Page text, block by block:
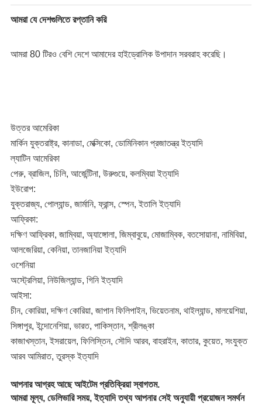
আমরা যে দেশগুলিতে রপ্তানি করি
আমরা 80 টিরও বেশি দেশে আমাদের হাইড্রোলিক উপাদান সরবরাহ করেছি।
উত্তর আমেরিকা
মার্কিন যুক্তরাষ্ট্র, কানাডা, মেক্সিকো, ডোমিনিকান প্রজাতন্ত্র ইত্যাদি
ল্যাটিন আমেরিকা
পেরু, ব্রাজিল, চিলি, আর্জেন্টিনা, উরুগুয়ে, কলম্বিয়া ইত্যাদি
ইউরোপ:
যুক্তরাজ্য, পোল্যান্ড, জার্মানি, ফ্রান্স, স্পেন, ইতালি ইত্যাদি
আফ্রিকা:
দক্ষিণ আফ্রিকা, জাম্বিয়া, অ্যাঙ্গোলা, জিম্বাবুয়ে, মোজাম্বিক, বতসোয়ানা, নামিবিয়া,
আলজেরিয়া, কেনিয়া, তানজানিয়া ইত্যাদি
ওশেনিয়া
অস্ট্রেলিয়া, নিউজিল্যান্ড, গিনি ইত্যাদি
আইসা:
চীন, কোরিয়া, দক্ষিণ কোরিয়া, জাপান ফিলিপাইন, ভিয়েতনাম, থাইল্যান্ড, মালয়েশিয়া,
সিঙ্গাপুর, ইন্দোনেশিয়া, ভারত, পাকিস্তান, শ্রীলঙ্কা
কাজাখস্তান, ইসরায়েল, ফিলিস্তিন, সৌদি আরব, বাহরাইন, কাতার, কুয়েত, সংযুক্ত
আরব আমিরাত, তুরস্ক ইত্যাদি
আপনার আগ্রহ আছে আইটেম প্রতিক্রিয়া স্বাগতম.
আমরা মূল্য, ডেলিভারি সময়, ইত্যাদি তথ্য আপনার সেই অনুযায়ী প্রয়োজন সমর্থন